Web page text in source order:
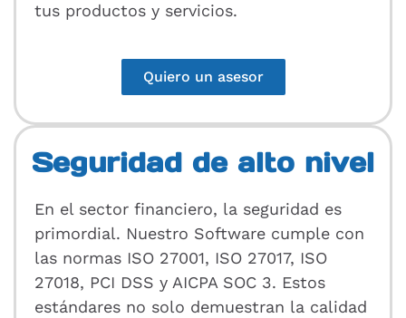
tus productos y servicios.
Quiero un asesor
Seguridad de alto nivel
En el sector financiero, la seguridad es
primordial. Nuestro Software cumple con
las normas ISO 27001, ISO 27017, ISO
27018, PCI DSS y AICPA SOC 3. Estos
estándares no solo demuestran la calidad